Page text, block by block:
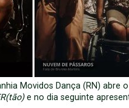
Movidos Dança (RN) abre
e no dia seguinte